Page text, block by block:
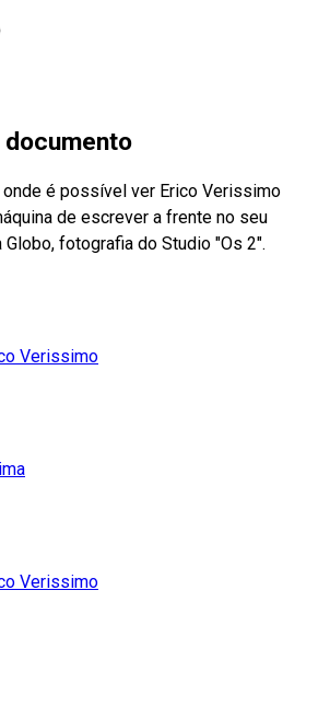
é possível ver Erico Verissimo
de escrever a frente no seu
fotografia do Studio "Os 2".
Verissimo
Verissimo